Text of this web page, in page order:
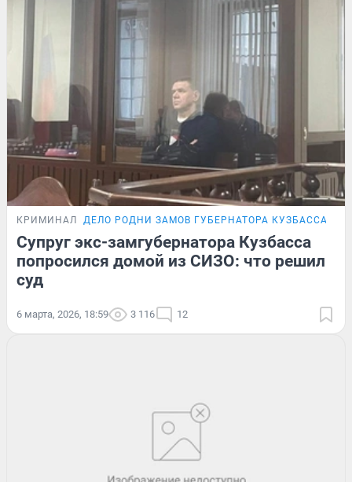
КРИМИНАЛ ДЕЛО РОДНИ ЗАМОВ ГУБЕРНАТОРА КУЗБАССА
Супруг экс-замгубернатора Кузбасса
попросился домой из СИЗО: что решил
суд
6 марта, 2026, 18:59 3 116 12